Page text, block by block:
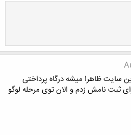
سایت ظاهرا میشه درگاه پرداختی
ثبت نامش زدم و الان توی مرحله لوگو